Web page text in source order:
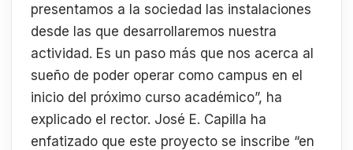
presentamos a la sociedad las instalaciones
desde las que desarrollaremos nuestra
actividad. Es un paso más que nos acerca al
sueño de poder operar como campus en el
inicio del próximo curso académico”, ha
explicado el rector. José E. Capilla ha
enfatizado que este proyecto se inscribe “en